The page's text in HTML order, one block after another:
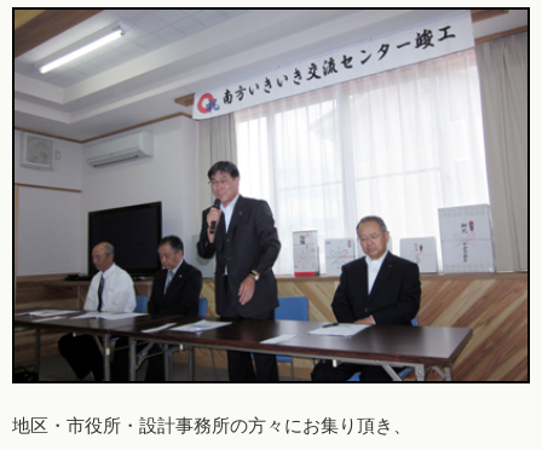
地区・市役所・設計事務所の方々にお集り頂き、